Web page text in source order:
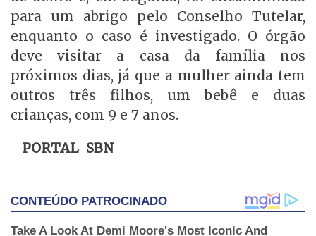
para um abrigo pelo Conselho Tutelar,
enquanto o caso é investigado. O órgão
deve visitar a casa da família nos
próximos dias, já que a mulher ainda tem
outros três filhos, um bebê e duas
crianças, com 9 e 7 anos.
PORTAL SBN